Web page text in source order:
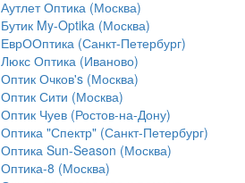
Аутлет Оптика (Москва)
Бутик My-Optika (Москва)
ЕврООптика (Санкт-Петербург)
Люкс Оптика (Иваново)
Оптик Очков's (Москва)
Оптик Сити (Москва)
Оптик Чуев (Ростов-на-Дону)
Оптика "Спектр" (Санкт-Петербург)
Оптика Sun-Season (Москва)
Оптика-8 (Москва)